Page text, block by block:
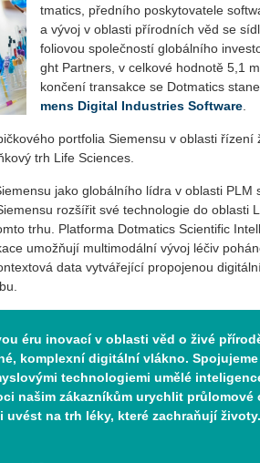
tma­tics, před­ní­ho po­sky­to­va­te­le
a vývoj v ob­las­ti pří­rod­ních věd se
fo­li­o­vou spo­leč­nos­tí glo­bál­ní­ho
ght Part­ners, v cel­ko­vé hod­no­tě 5,1
kon­če­ní trans­ak­ce se Do­tma­tics
mens Di­gi­tal In­du­s­tries Soft­ware
port­fo­lia Sie­men­su v ob­las­ti
trh Life Scien­ces.
jako glo­bál­ní­ho lídra v ob­las­ti
roz­ší­řit své tech­no­lo­gie do ob­las­ti
trhu. Plat­for­ma Do­tma­tics Scien­ti­fic
umož­ňují mul­ti­mo­dál­ní vývoj léčiv
data vy­tvá­ře­jí­cí pro­po­je­nou
éru ino­va­cí v ob­las­ti věd o živé
kom­plex­ní di­gi­tál­ní vlák­no.
tech­no­lo­gi­e­mi umělé
našim zá­kaz­ní­kům urych­lit
na trh léky, které za­chraňují